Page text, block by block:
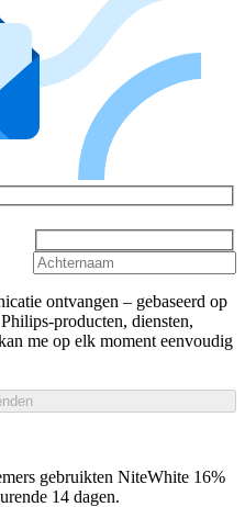
ontvangen – gebaseerd op
producten, diensten,
me op elk moment eenvoudig
gebruikten NiteWhite 16%
14 dagen.